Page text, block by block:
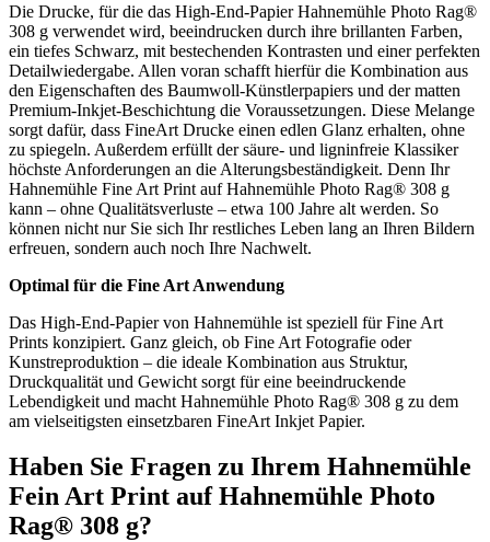
Die Drucke, für die das High-End-Papier Hahnemühle Photo Rag®
308 g verwendet wird, beeindrucken durch ihre brillanten Farben,
ein tiefes Schwarz, mit bestechenden Kontrasten und einer perfekten
Detailwiedergabe. Allen voran schafft hierfür die Kombination aus
den Eigenschaften des Baumwoll-Künstlerpapiers und der matten
Premium-Inkjet-Beschichtung die Voraussetzungen. Diese Melange
sorgt dafür, dass FineArt Drucke einen edlen Glanz erhalten, ohne
zu spiegeln. Außerdem erfüllt der säure- und ligninfreie Klassiker
höchste Anforderungen an die Alterungsbeständigkeit. Denn Ihr
Hahnemühle Fine Art Print auf Hahnemühle Photo Rag® 308 g
kann – ohne Qualitätsverluste – etwa 100 Jahre alt werden. So
können nicht nur Sie sich Ihr restliches Leben lang an Ihren Bildern
erfreuen, sondern auch noch Ihre Nachwelt.
Optimal für die Fine Art Anwendung
Das High-End-Papier von Hahnemühle ist speziell für Fine Art
Prints konzipiert. Ganz gleich, ob Fine Art Fotografie oder
Kunstreproduktion – die ideale Kombination aus Struktur,
Druckqualität und Gewicht sorgt für eine beeindruckende
Lebendigkeit und macht Hahnemühle Photo Rag® 308 g zu dem
am vielseitigsten einsetzbaren FineArt Inkjet Papier.
Haben Sie Fragen zu Ihrem Hahnemühle
Fein Art Print auf Hahnemühle Photo
Rag® 308 g?